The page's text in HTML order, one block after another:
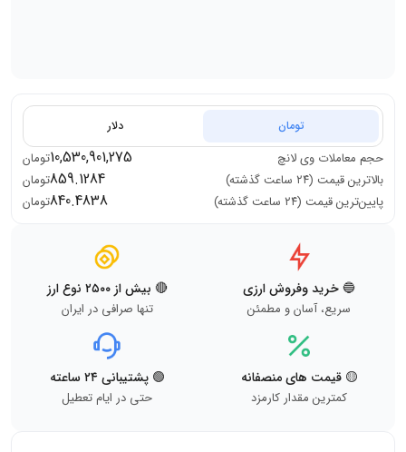
تومان دلار
حجم معاملات وی لانچ 10,530,901,275تومان
بالاترین قیمت (۲۴ ساعت گذشته)
859.1284تومان
پایین‌ترین قیمت (۲۴ ساعت گذشته)
840.4838تومان
🔵 خرید وفروش ارزی
سریع، آسان و مطمئن
🔴 بیش از ۲۵۰۰ نوع ارز
تنها صرافی در ایران
🟡 قیمت های منصفانه
کمترین مقدار کارمزد
🟢 پشتیبانی ۲۴ ساعته
حتی در ایام تعطیل